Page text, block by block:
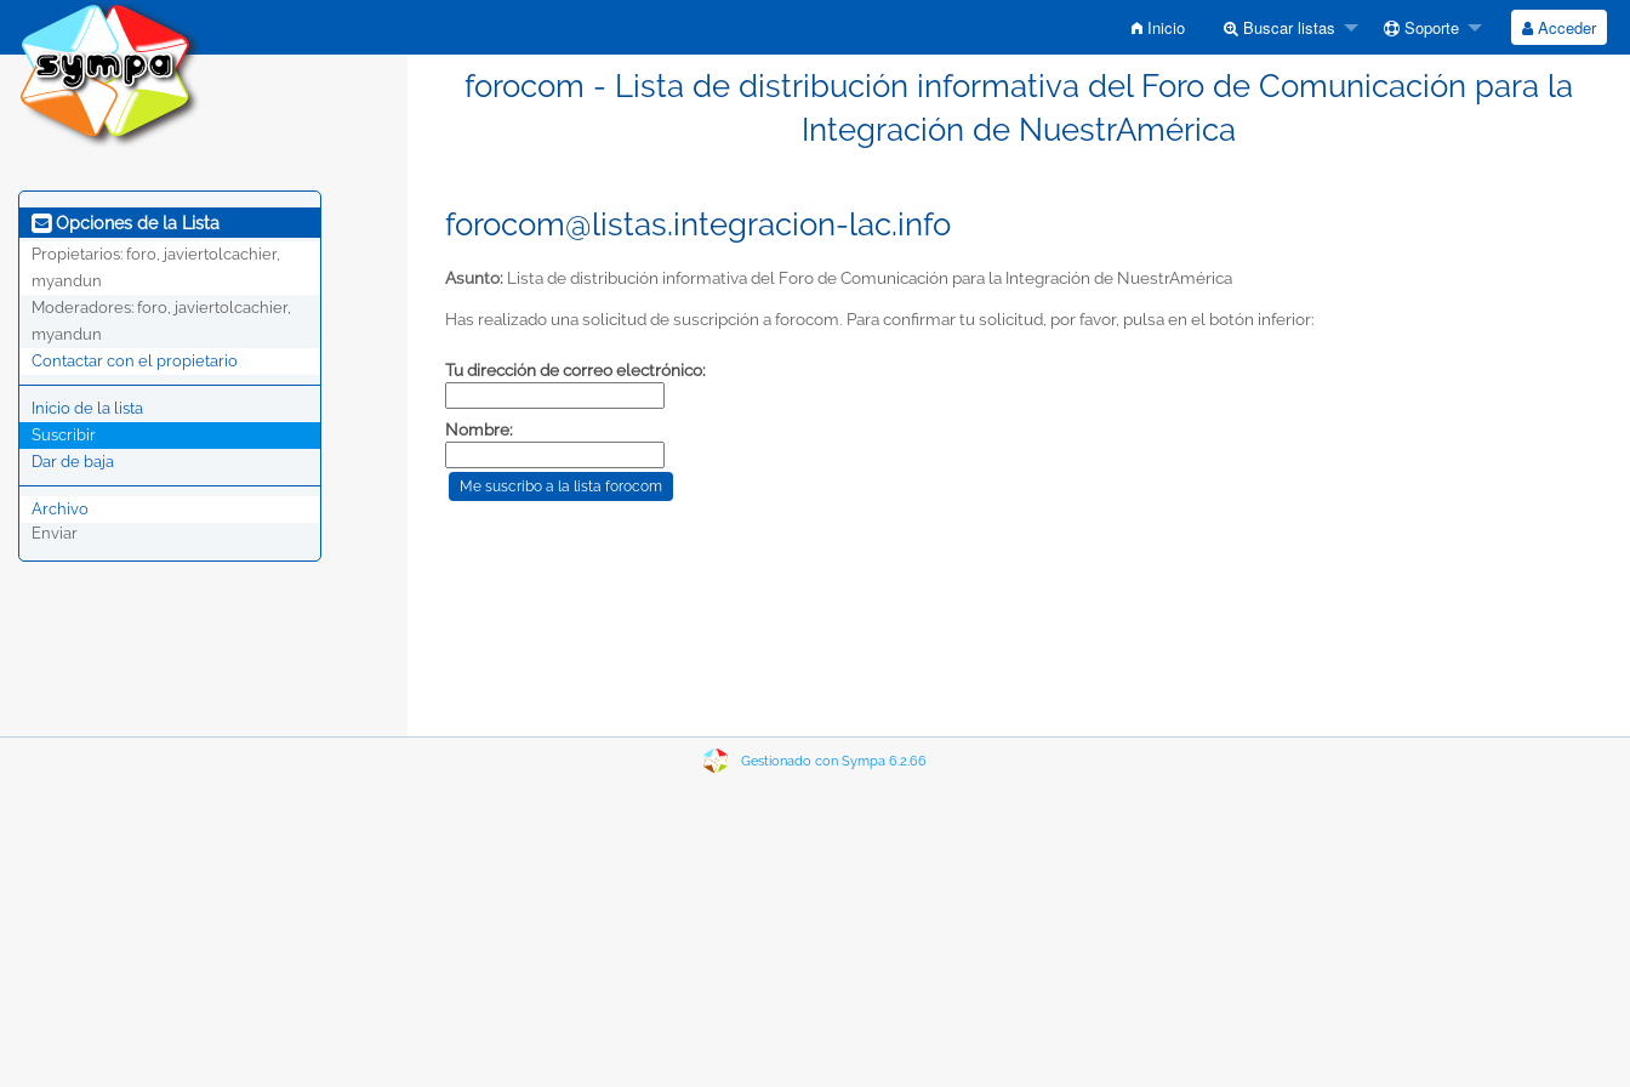
Inicio Buscar listas Soporte Acceder
forocom - Lista de distribución informativa del Foro de Comunicación para la
Integración de NuestrAmérica
Opciones de la Lista
Propietarios: foro, javiertolcachier,
myandun
Moderadores: foro, javiertolcachier,
myandun
Contactar con el propietario
Inicio de la lista
Suscribir
Dar de baja
Archivo
Enviar
forocom@listas.integracion-lac.info
Asunto: Lista de distribución informativa del Foro de Comunicación para la Integración de NuestrAmérica
Has realizado una solicitud de suscripción a forocom. Para confirmar tu solicitud, por favor, pulsa en el botón inferior:
Tu dirección de correo electrónico:
Nombre:
Gestionado con Sympa 6.2.66